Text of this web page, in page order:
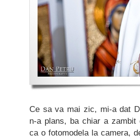
Ce sa va mai zic, mi-a dat
n-a plans, ba chiar a
ca o fotomodela la camera,